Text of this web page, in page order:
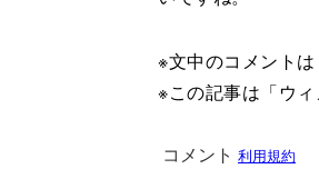
※文中のコメントは
※この記事は「ウィ